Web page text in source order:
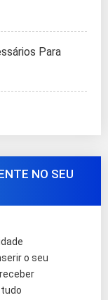
Para
NO SEU
o seu